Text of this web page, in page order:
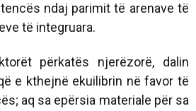
ndaj parimit të arenave të
të integruara.
përkatës njerëzorë, dalin
e kthejnë ekuilibrin në favor të
aq sa epërsia materiale për sa